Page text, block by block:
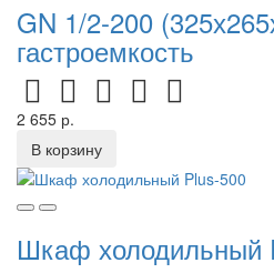
GN 1/2-200
гастроемкость
2 655 р.
В корзину
Шкаф холодильный